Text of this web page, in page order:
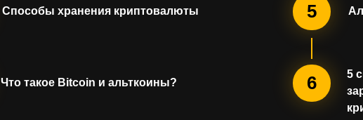
Способы хранения криптовалюты
Что такое Bitcoin и альткоины?
5
5
6